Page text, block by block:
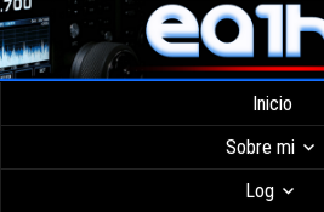
Inicio
Sobre mi
Log